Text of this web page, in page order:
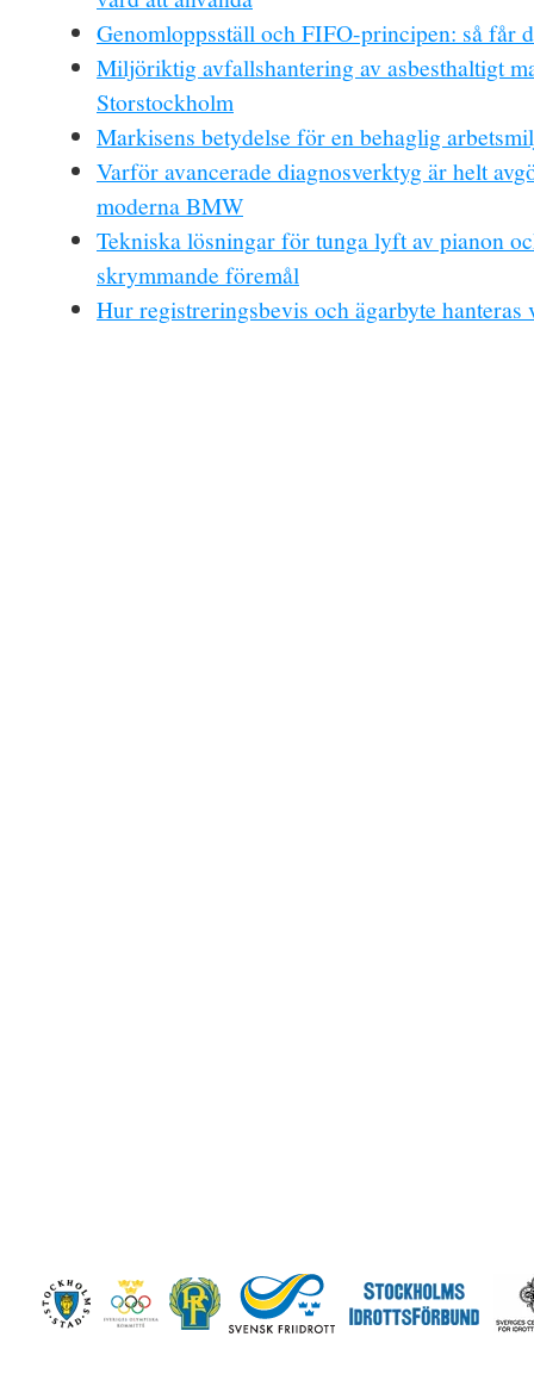
Genomloppsställ och FIFO-principen: så får
Miljöriktig avfallshantering av asbesthaltigt
Storstockholm
Markisens betydelse för en behaglig
Varför avancerade diagnosverktyg är helt
moderna BMW
Tekniska lösningar för tunga lyft av pianon
skrymmande föremål
Hur registreringsbevis och ägarbyte